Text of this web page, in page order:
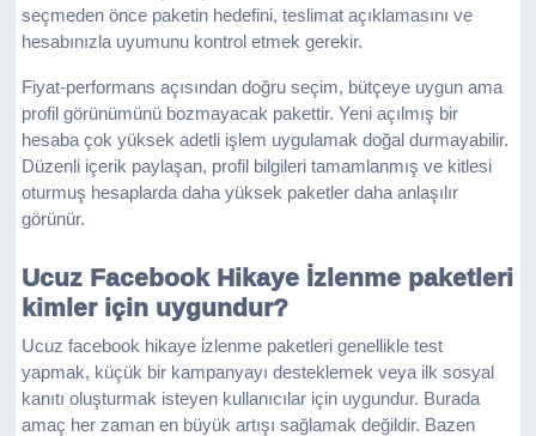
seçmeden önce paketin hedefini, teslimat açıklamasını ve
hesabınızla uyumunu kontrol etmek gerekir.
Fiyat-performans açısından doğru seçim, bütçeye uygun ama
profil görünümünü bozmayacak pakettir. Yeni açılmış bir
hesaba çok yüksek adetli işlem uygulamak doğal durmayabilir.
Düzenli içerik paylaşan, profil bilgileri tamamlanmış ve kitlesi
oturmuş hesaplarda daha yüksek paketler daha anlaşılır
görünür.
Ucuz Facebook Hikaye İzlenme paketleri
kimler için uygundur?
Ucuz facebook hikaye i̇zlenme paketleri genellikle test
yapmak, küçük bir kampanyayı desteklemek veya ilk sosyal
kanıtı oluşturmak isteyen kullanıcılar için uygundur. Burada
amaç her zaman en büyük artışı sağlamak değildir. Bazen